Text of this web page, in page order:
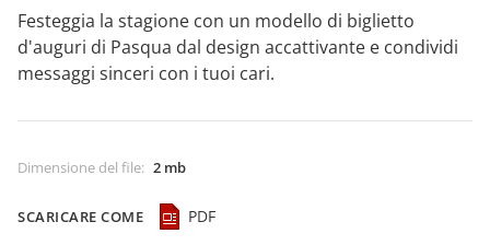
Festeggia la stagione con un modello di biglietto
d'auguri di Pasqua dal design accattivante e condividi
messaggi sinceri con i tuoi cari.
Dimensione del file: 2 mb
SCARICARE COME PDF